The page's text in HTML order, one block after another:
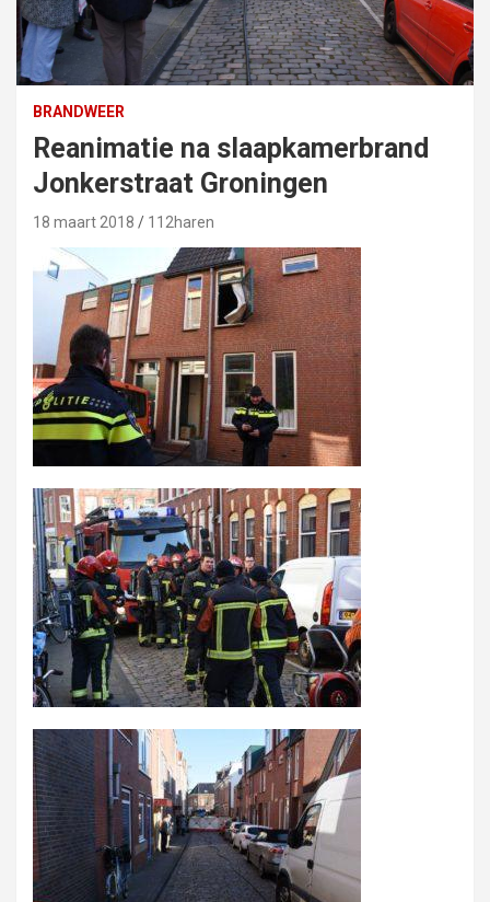
BRANDWEER
Reanimatie na slaapkamerbrand
Jonkerstraat Groningen
18 maart 2018 112haren